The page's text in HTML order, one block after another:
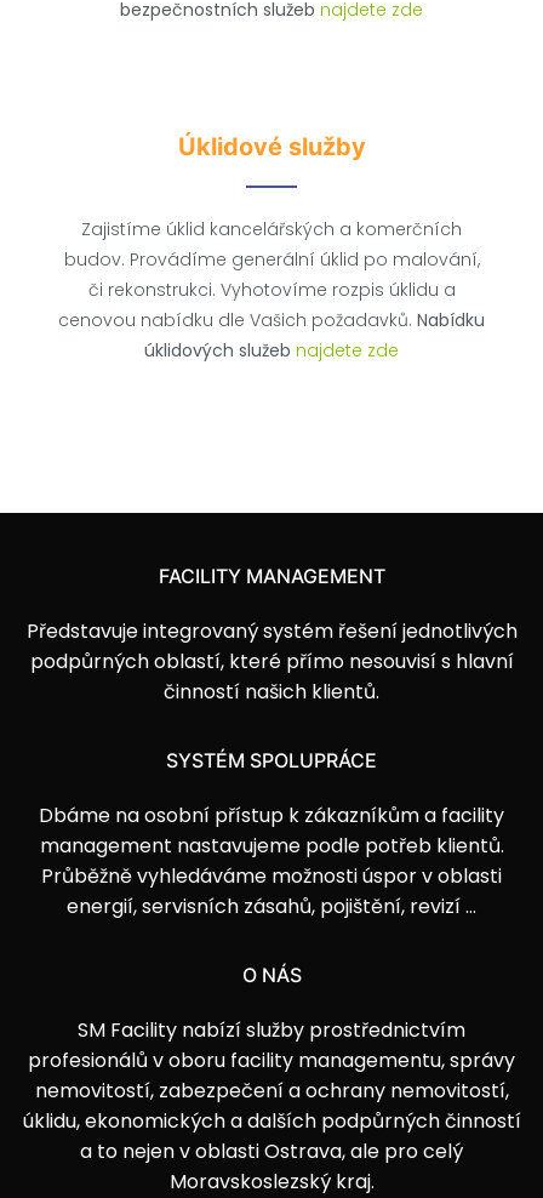
bezpečnostních služeb najdete zde
Úklidové služby
Zajistíme úklid kancelářských a komerčních
budov. Provádíme generální úklid po malování,
či rekonstrukci. Vyhotovíme rozpis úklidu a
cenovou nabídku dle Vašich požadavků. Nabídku
úklidových služeb najdete zde
FACILITY MANAGEMENT
Představuje integrovaný systém řešení jednotlivých
podpůrných oblastí, které přímo nesouvisí s hlavní
činností našich klientů.
SYSTÉM SPOLUPRÁCE
Dbáme na osobní přístup k zákazníkům a facility
management nastavujeme podle potřeb klientů.
Průběžně vyhledáváme možnosti úspor v oblasti
energií, servisních zásahů, pojištění, revizí …
O NÁS
SM Facility nabízí služby prostřednictvím
profesionálů v oboru facility managementu, správy
nemovitostí, zabezpečení a ochrany nemovitostí,
úklidu, ekonomických a dalších podpůrných činností
a to nejen v oblasti Ostrava, ale pro celý
Moravskoslezský kraj.